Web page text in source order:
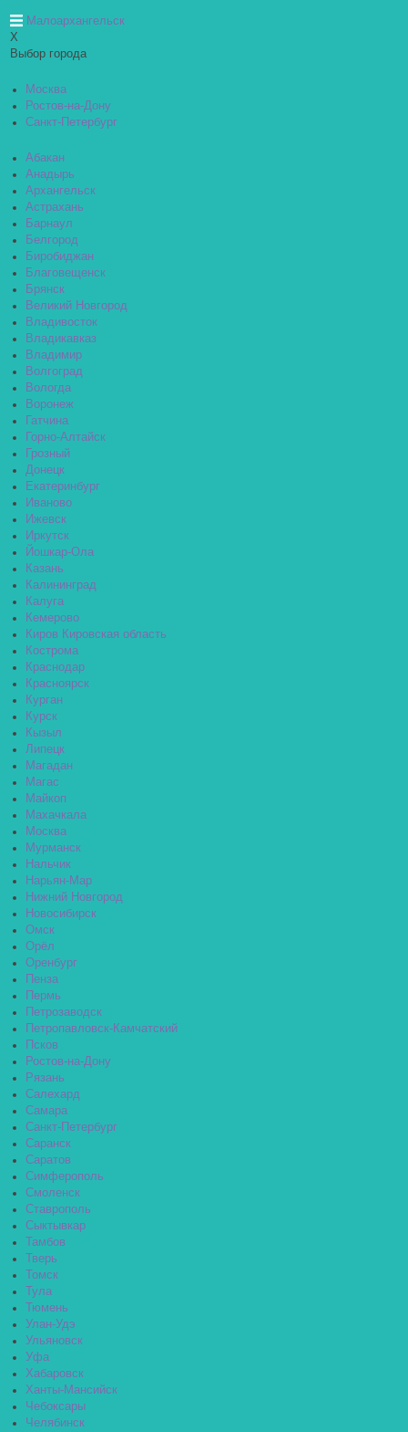
Малоархангельск
X
Выбор города
Москва
Ростов-на-Дону
Санкт-Петербург
Абакан
Анадырь
Архангельск
Астрахань
Барнаул
Белгород
Биробиджан
Благовещенск
Брянск
Великий Новгород
Владивосток
Владикавказ
Владимир
Волгоград
Вологда
Воронеж
Гатчина
Горно-Алтайск
Грозный
Донецк
Екатеринбург
Иваново
Ижевск
Иркутск
Йошкар-Ола
Казань
Калининград
Калуга
Кемерово
Киров Кировская область
Кострома
Краснодар
Красноярск
Курган
Курск
Кызыл
Липецк
Магадан
Магас
Майкоп
Махачкала
Москва
Мурманск
Нальчик
Нарьян-Мар
Нижний Новгород
Новосибирск
Омск
Орёл
Оренбург
Пенза
Пермь
Петрозаводск
Петропавловск-Камчатский
Псков
Ростов-на-Дону
Рязань
Салехард
Самара
Санкт-Петербург
Саранск
Саратов
Симферополь
Смоленск
Ставрополь
Сыктывкар
Тамбов
Тверь
Томск
Тула
Тюмень
Улан-Удэ
Ульяновск
Уфа
Хабаровск
Ханты-Мансийск
Чебоксары
Челябинск